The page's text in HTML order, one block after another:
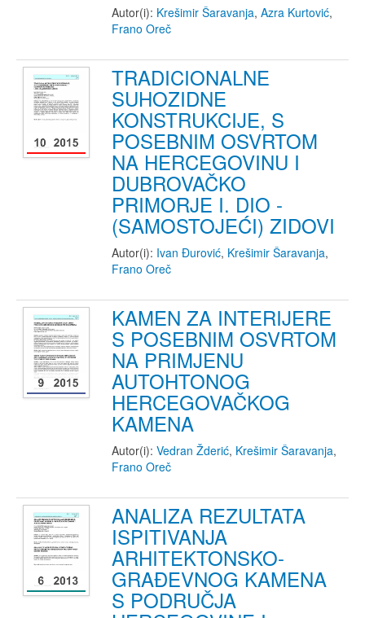
Autor(i): Krešimir Šaravanja, Azra Kurtović,
Frano Oreč
TRADICIONALNE
SUHOZIDNE
KONSTRUKCIJE, S
POSEBNIM OSVRTOM
NA HERCEGOVINU I
DUBROVAČKO
PRIMORJE I. DIO -
(SAMOSTOJEĆI) ZIDOVI
Autor(i): Ivan Đurović, Krešimir Šaravanja,
Frano Oreč
KAMEN ZA INTERIJERE
S POSEBNIM OSVRTOM
NA PRIMJENU
AUTOHTONOG
HERCEGOVAČKOG
KAMENA
Autor(i): Vedran Žderić, Krešimir Šaravanja,
Frano Oreč
ANALIZA REZULTATA
ISPITIVANJA
ARHITEKTONSKO-
GRAĐEVNOG KAMENA
S PODRUČJA